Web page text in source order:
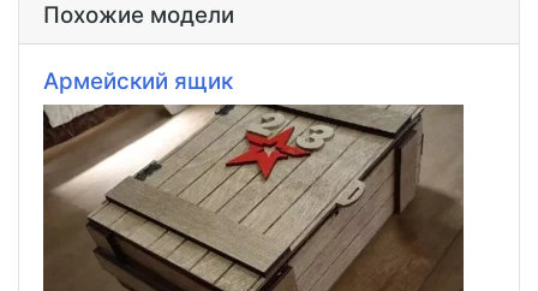
Похожие модели
Армейский ящик